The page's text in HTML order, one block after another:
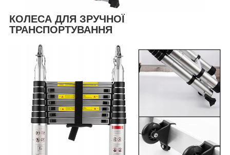
КОЛЕСА ДЛЯ ЗРУЧНОЇ
ТРАНСПОРТУВАННЯ